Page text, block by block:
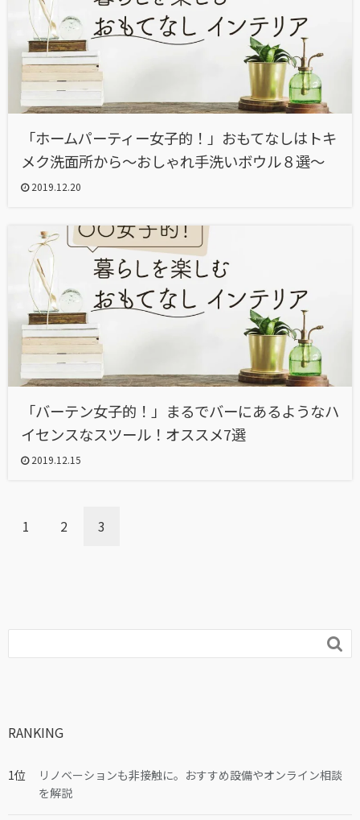
「ホームパーティー女子的！」おもてなしはトキ
メク洗面所から～おしゃれ手洗いボウル８選～
2019.12.20
「バーテン女子的！」まるでバーにあるようなハ
イセンスなスツール！オススメ7選
2019.12.15
1 2 3

RANKING
リノベーションも非接触に。おすすめ設備やオンライン相談
を解説